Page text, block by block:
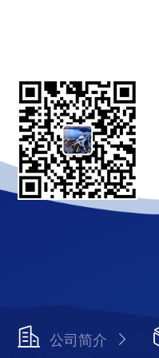
公司简介